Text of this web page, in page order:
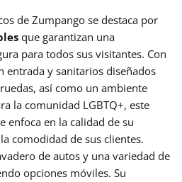
de Zumpango se destaca por
que garantizan una
para todos sus visitantes. Con
entrada y sanitarios diseñados
así como un ambiente
la comunidad LGBTQ+, este
enfoca en la calidad de su
comodidad de sus clientes.
de autos y una variedad de
opciones móviles. Su